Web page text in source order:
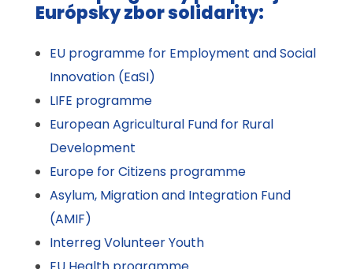
Európsky zbor solidarity:
EU programme for Employment and Social
Innovation (EaSI)
LIFE programme
European Agricultural Fund for Rural
Development
Europe for Citizens programme
Asylum, Migration and Integration Fund
(AMIF)
Interreg Volunteer Youth